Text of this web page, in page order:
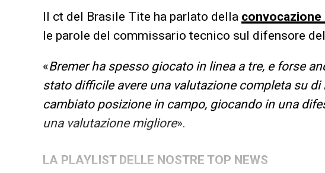
Il ct del Brasile Tite ha parlato della convocazione
le parole del commissario tecnico sul difensore
«Bremer ha spesso giocato in linea a tre, e forse
stato difficile avere una valutazione completa su
cambiato posizione in campo, giocando in una
una valutazione migliore».
LA PLAYLIST DELLE NOSTRE TOP NEWS